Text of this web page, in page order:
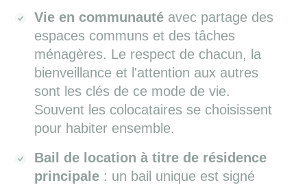
Vie en communauté avec partage des
espaces communs et des tâches
ménagères. Le respect de chacun, la
bienveillance et l'attention aux autres
sont les clés de ce mode de vie.
Souvent les colocataires se choisissent
pour habiter ensemble.
Bail de location à titre de résidence
principale : un bail unique est signé